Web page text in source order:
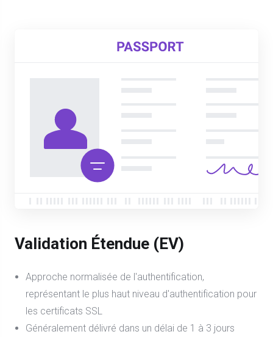
Validation Étendue (EV)
Approche normalisée de l'authentification,
représentant le plus haut niveau d'authentification pour
les certificats SSL
Généralement délivré dans un délai de 1 à 3 jours